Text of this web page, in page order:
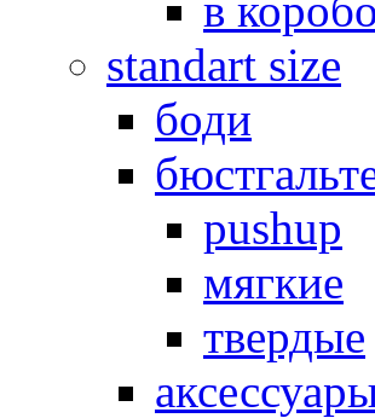
standart size
боди
pushup
мягкие
твердые